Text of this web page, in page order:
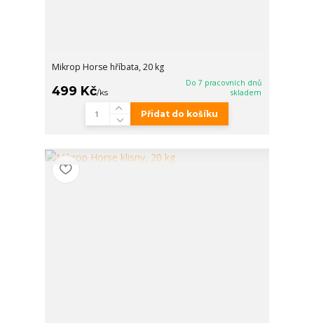
Mikrop Horse hříbata, 20 kg
499 Kč/ks
Do 7 pracovních dnů
skladem
Přidat do košíku